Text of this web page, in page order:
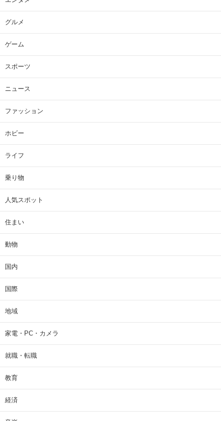
グルメ
ゲーム
スポーツ
ニュース
ファッション
ホビー
ライフ
乗り物
人気スポット
住まい
動物
国内
国際
地域
家電・PC・カメラ
就職・転職
教育
経済